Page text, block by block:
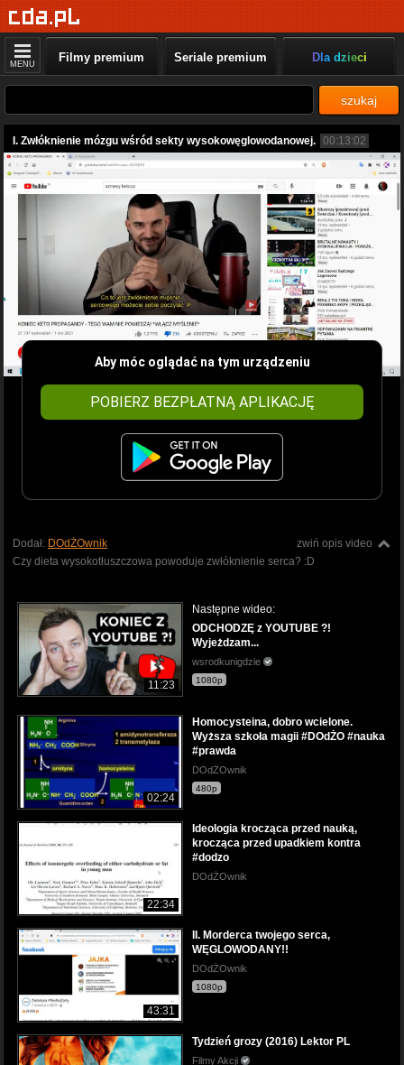
MENU Filmy premium Seriale premium Dla dzieci
szukaj
I. Zwłóknienie mózgu wśród sekty wysokowęglowodanowej. 00:13:02
Aby móc oglądać na tym urządzeniu
POBIERZ BEZPŁATNĄ APLIKACJĘ
zwiń opis video
Dodał: DOdŻOwnik
Czy dieta wysokotłuszczowa powoduje zwłóknienie serca? :D
11:23
Następne wideo:
ODCHODZĘ z YOUTUBE ?!
Wyjeżdzam...
wsrodkunigdzie
1080p
02:24
Homocysteina, dobro wcielone.
Wyższa szkoła magii #DOdŻO #nauka
#prawda
DOdŻOwnik
480p
22:34
Ideologia krocząca przed nauką,
krocząca przed upadkiem kontra
#dodzo
DOdŻOwnik
43:31
II. Morderca twojego serca,
WĘGLOWODANY!!
DOdŻOwnik
1080p
Tydzień grozy (2016) Lektor PL
Filmy Akcji